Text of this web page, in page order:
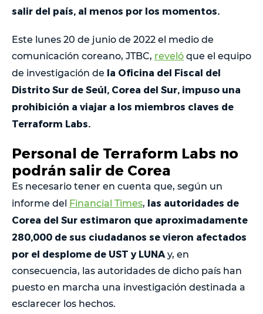
salir del país, al menos por los momentos.
Este lunes 20 de junio de 2022 el medio de
comunicación coreano, JTBC, reveló que el equipo
de investigación de la Oficina del Fiscal del
Distrito Sur de Seúl, Corea del Sur, impuso una
prohibición a viajar a los miembros claves de
Terraform Labs.
Personal de Terraform Labs no
podrán salir de Corea
Es necesario tener en cuenta que, según un
informe del Financial Times, las autoridades de
Corea del Sur estimaron que aproximadamente
280,000 de sus ciudadanos se vieron afectados
por el desplome de UST y LUNA y, en
consecuencia, las autoridades de dicho país han
puesto en marcha una investigación destinada a
esclarecer los hechos.